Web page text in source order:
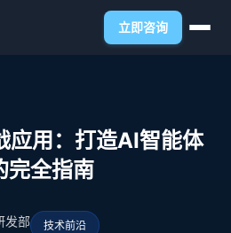
立即咨询
用：打造AI智能体
完全指南
发部 技术前沿